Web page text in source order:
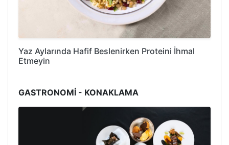
Yaz Aylarında Hafif Beslenirken Proteini İhmal
Etmeyin
GASTRONOMİ - KONAKLAMA